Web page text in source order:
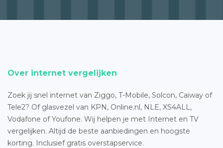
Over internet vergelijken
Zoek jij snel internet van Ziggo, T-Mobile, Solcon, Caiway of
Tele2? Of glasvezel van KPN, Online.nl, NLE, XS4ALL,
Vodafone of Youfone. Wij helpen je met Internet en TV
vergelijken. Altijd de beste aanbiedingen en hoogste
korting. Inclusief gratis overstapservice.